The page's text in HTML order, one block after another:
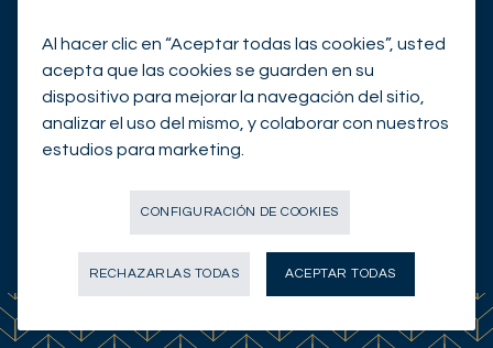
CONTÁCTENOS
Al hacer clic en “Aceptar todas las cookies”, usted
acepta que las cookies se guarden en su
dispositivo para mejorar la navegación del sitio,
analizar el uso del mismo, y colaborar con nuestros
estudios para marketing.
CONFIGURACIÓN DE COOKIES
RECHAZARLAS TODAS ACEPTAR TODAS